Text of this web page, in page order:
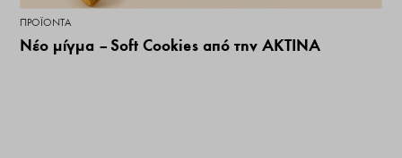
ΠΡΟΪΌΝΤΑ
Νέο μίγμα – Soft Cookies από την ΑΚΤΙΝΑ